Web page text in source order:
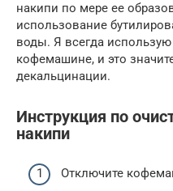
накипи по мере ее
использование
воды. Я всегда
кофемашине, и это
декальцинации.
Инструкция по
накипи
Отключите